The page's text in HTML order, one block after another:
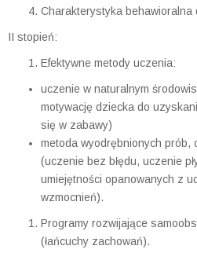
Charakterystyka behawioralna
II stopień:
Efektywne metody uczenia:
uczenie w naturalnym
motywację dziecka do
się w zabawy)
metoda wyodrębnionych prób,
(uczenie bez błędu, uczenie
umiejętności opanowanych z
wzmocnień).
Programy rozwijające
(łańcuchy zachowań).